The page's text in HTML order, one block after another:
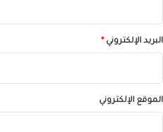
البريد الإلكتروني*
الموقع الإلكتروني